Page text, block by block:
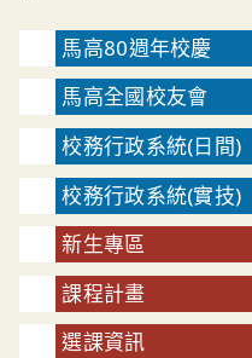
馬高80週年校慶
馬高全國校友會
校務行政系統(日間)
校務行政系統(實技)
新生專區
課程計畫
選課資訊